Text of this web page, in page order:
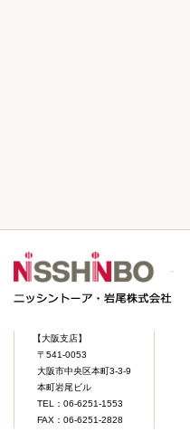
【大阪支店】
〒541-0053
大阪市中央区本町3-3-9
本町岩尾ビル
TEL：06-6251-1553
FAX：06-6251-2828